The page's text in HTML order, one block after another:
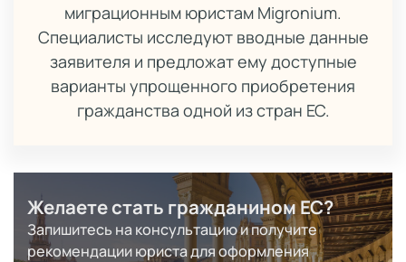
миграционным юристам Migronium.
Специалисты исследуют вводные данные
заявителя и предложат ему доступные
варианты упрощенного приобретения
гражданства одной из стран ЕС.
Желаете стать гражданином ЕС?
Запишитесь на консультацию и получите
рекомендации юриста для оформления